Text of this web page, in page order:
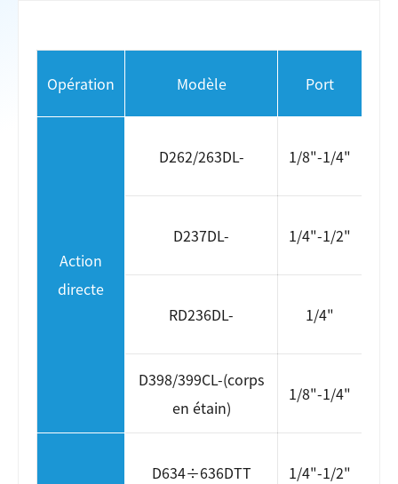
Opération Modèle Port
Action
directe
D262/263DL- 1/8"-1/4"
D237DL- 1/4"-1/2"
RD236DL- 1/4"
D398/399CL-(corps
en étain)
1/8"-1/4"
D634÷636DTT 1/4"-1/2"